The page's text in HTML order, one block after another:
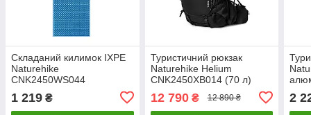
Складаний килимок IXPE
Naturehike
CNK2450WS044
(195x60х1.8 см) Синій
1 219 ₴
Туристичний рюкзак
Naturehike Helium
CNK2450XB014 (70 л)
12 790₴ 12 890 ₴ 2